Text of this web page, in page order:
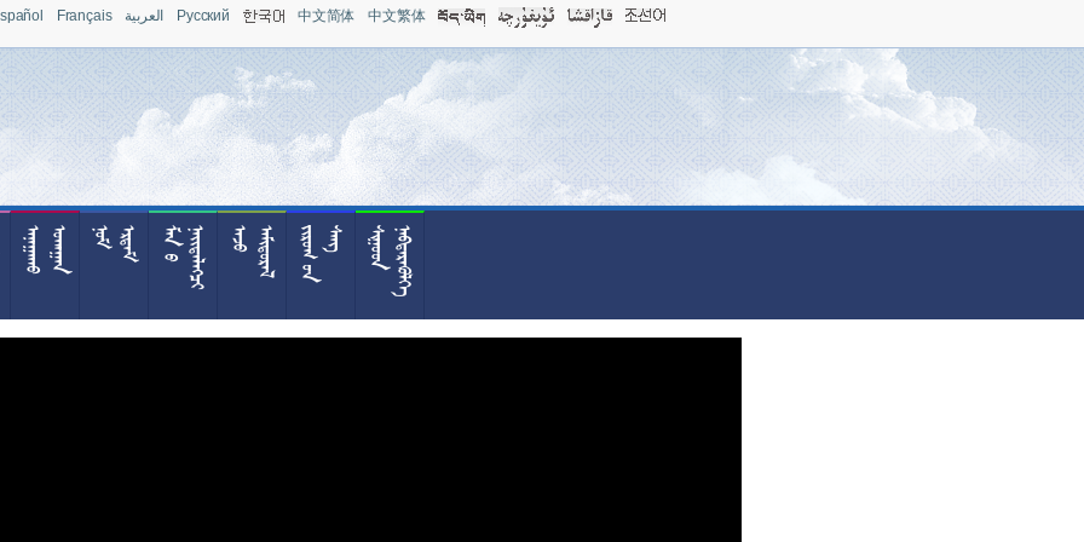
Français العربية Pусский 中文简体 中文繁体











  





  












 








  







 














